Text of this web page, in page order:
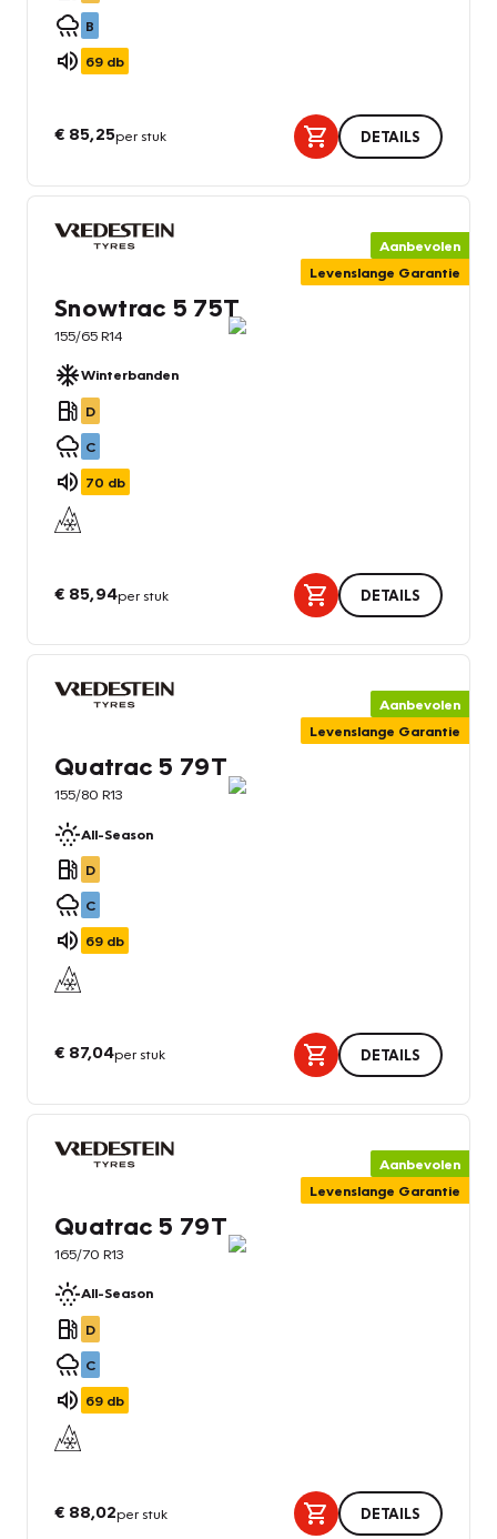
B
69 db
€ 85,25per stuk DETAILS
Aanbevolen
Levenslange Garantie
Snowtrac 5 75T
155/65 R14
Winterbanden
D
C
70 db
€ 85,94per stuk DETAILS
Aanbevolen
Levenslange Garantie
Quatrac 5 79T
155/80 R13
All-Season
D
C
69 db
€ 87,04per stuk DETAILS
Aanbevolen
Levenslange Garantie
Quatrac 5 79T
165/70 R13
All-Season
D
C
69 db
€ 88,02per stuk DETAILS